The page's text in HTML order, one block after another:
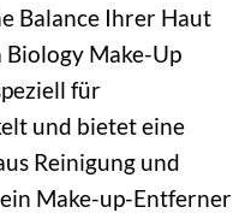
Balance Ihrer Haut
Make-Up
für
und bietet eine
Reinigung und
ein Make-up-Entferner